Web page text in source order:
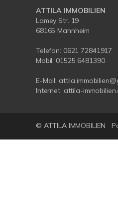
ATTILA IMMOBILIEN
Lamey Str. 19
68165 Mannheim
Telefon: 0621 72841917
Mobil: 01525 6481390
E-Mail:
Internet: attila-
© ATTILA IMMOBILIEN